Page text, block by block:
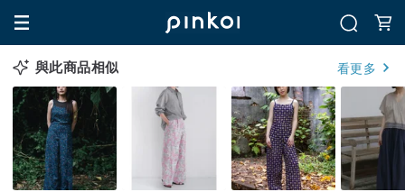
與此商品相似 看更多